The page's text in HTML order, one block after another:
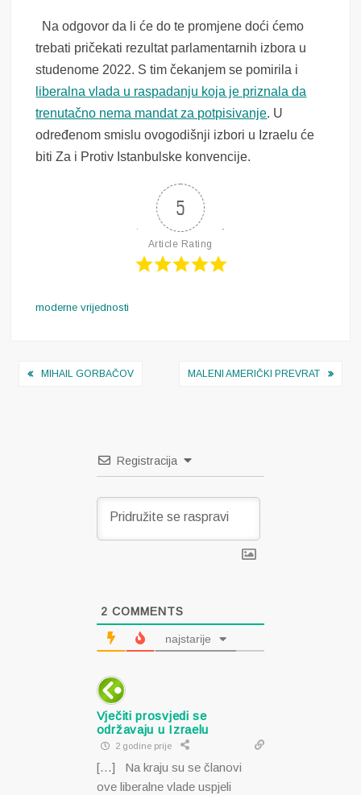
Na odgovor da li će do te promjene doći ćemo
trebati pričekati rezultat parlamentarnih izbora u
studenome 2022. S tim čekanjem se pomirila i
liberalna vlada u raspadanju koja je priznala da
trenutačno nema mandat za potpisivanje. U
određenom smislu ovogodišnji izbori u Izraelu će
biti Za i Protiv Istanbulske konvencije.
5
Article Rating
moderne vrijednosti
Navigacija
MIHAIL GORBAČOV MALENI AMERIČKI PREVRAT
Registracija
2 COMMENTS
najstarije
Vječiti prosvjedi se
održavaju u Izraelu
2 godine prije
[…] Na kraju su se članovi
ove liberalne vlade uspjeli